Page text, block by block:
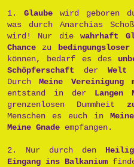
1. Glaube wird geboren
was durch Anarchias
wird! Nur diewahrhaft
Chance zu bedingungsloser
können, bedarf es des
Schöpferschaft der Welt
DurchMeine Vereinigung
entstand in der Langen
grenzenlosen Dummheit
Menschen es euch in
Meine Gnade empfangen.
2. Nur durch den
Eingang ins Balkanium